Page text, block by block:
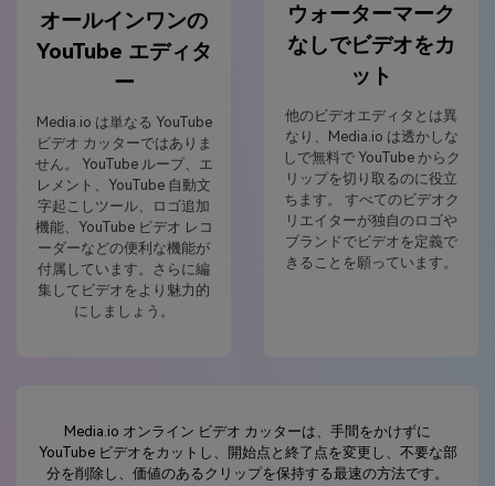
オールインワンの
YouTube エディタ
ー
Media.io は単なる YouTube
ビデオ カッターではありま
せん。 YouTube ループ、エ
レメント、YouTube 自動文
字起こしツール、ロゴ追加
機能、YouTube ビデオ レコ
ーダーなどの便利な機能が
付属しています。さらに編
集してビデオをより魅力的
にしましょう。
ウォーターマーク
なしでビデオをカ
ット
他のビデオエディタとは異
なり、Media.io は透かしな
しで無料で YouTube からク
リップを切り取るのに役立
ちます。 すべてのビデオク
リエイターが独自のロゴや
ブランドでビデオを定義で
きることを願っています。
Media.io オンライン ビデオ カッターは、手間をかけずに
YouTube ビデオをカットし、開始点と終了点を変更し、不要な部
分を削除し、価値のあるクリップを保持する最速の方法です。